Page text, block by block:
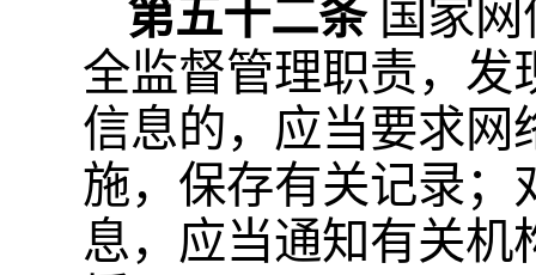
第五十二条 国家
全监督管理职责，发
信息的，应当要求网
施，保存有关记录；
息，应当通知有关